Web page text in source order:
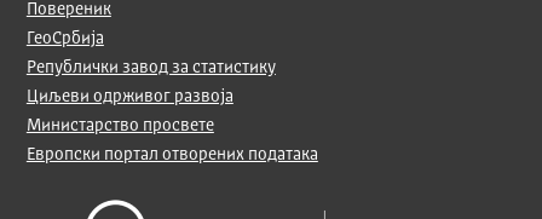
Повереник
ГеоСрбија
Републички завод за статистику
Циљеви одрживог развоја
Министарство просвете
Европски портал отворених података